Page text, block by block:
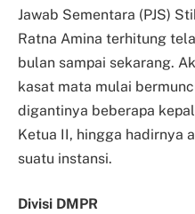
Jawab Sementara (PJS)
Ratna Amina terhitung
bulan sampai sekarang.
kasat mata mulai
digantinya beberapa
Ketua II, hingga hadirnya
suatu instansi.
Divisi DMPR